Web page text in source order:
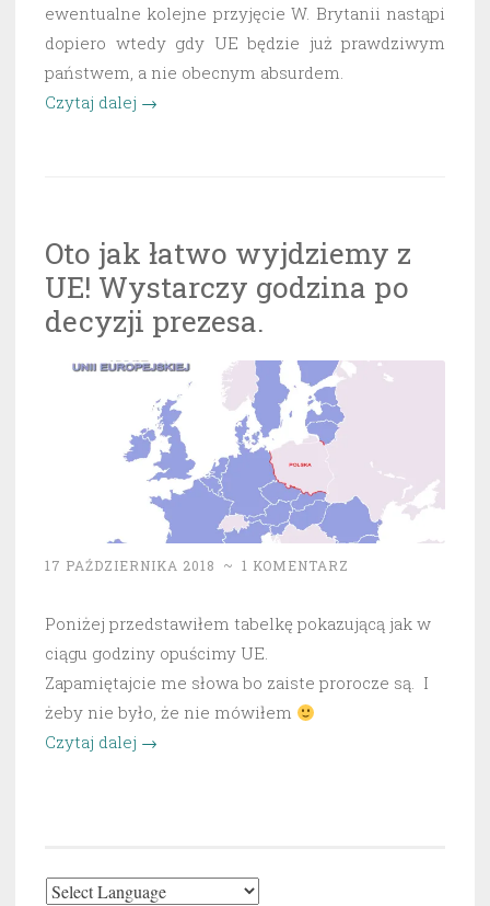
ewentualne kolejne przyjęcie W. Brytanii nastąpi
dopiero wtedy gdy UE będzie już prawdziwym
państwem, a nie obecnym absurdem.
Czytaj dalej „Uff…
na
swoje
śmieci.”
→
Oto jak łatwo wyjdziemy z
UE! Wystarczy godzina po
decyzji prezesa.
17 PAŹDZIERNIKA 2018 ~ 1 KOMENTARZ
Poniżej przedstawiłem tabelkę pokazującą jak w
ciągu godziny opuścimy UE.
Zapamiętajcie me słowa bo zaiste prorocze są. I
żeby nie było, że nie mówiłem
Czytaj dalej „Oto
UE!
→